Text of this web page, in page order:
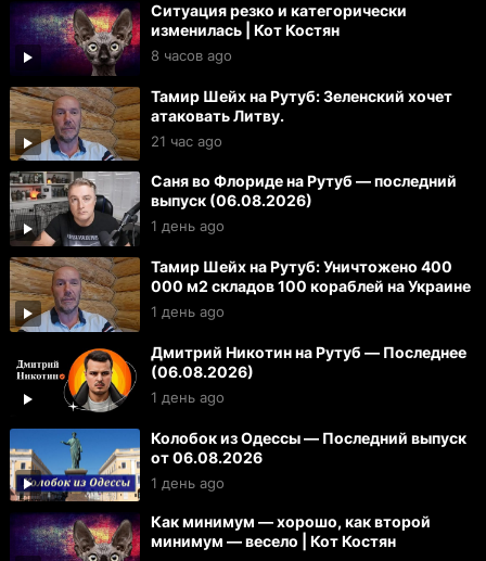
Ситуация резко и категорически
изменилась | Кот Костян
8 часов ago
Тамир Шейх на Рутуб: Зеленский хочет
атаковать Литву.
21 час ago
Саня во Флориде на Рутуб — последний
выпуск (06.08.2026)
1 день ago
Тамир Шейх на Рутуб: Уничтожено 400
000 м2 складов 100 кораблей на Украине
1 день ago
Дмитрий Никотин на Рутуб — Последнее
(06.08.2026)
1 день ago
Колобок из Одессы — Последний выпуск
от 06.08.2026
1 день ago
Как минимум — хорошо, как второй
минимум — весело | Кот Костян